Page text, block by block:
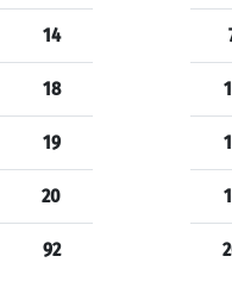
14
18
19
20
92